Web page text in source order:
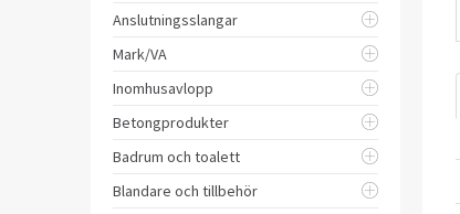
Anslutningsslangar
Mark/VA
Inomhusavlopp
Betongprodukter
Badrum och toalett
Blandare och tillbehör